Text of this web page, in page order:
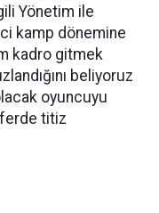
Yönetim ile
kamp dönemine
kadro gitmek
beliyoruz
oyuncuyu
titiz